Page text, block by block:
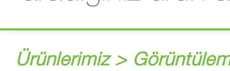
Ürünlerimiz >